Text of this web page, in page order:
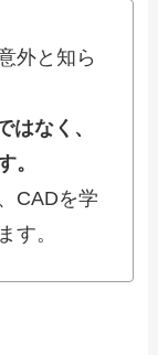
外と知ら
はなく、
。
CADを学
す。